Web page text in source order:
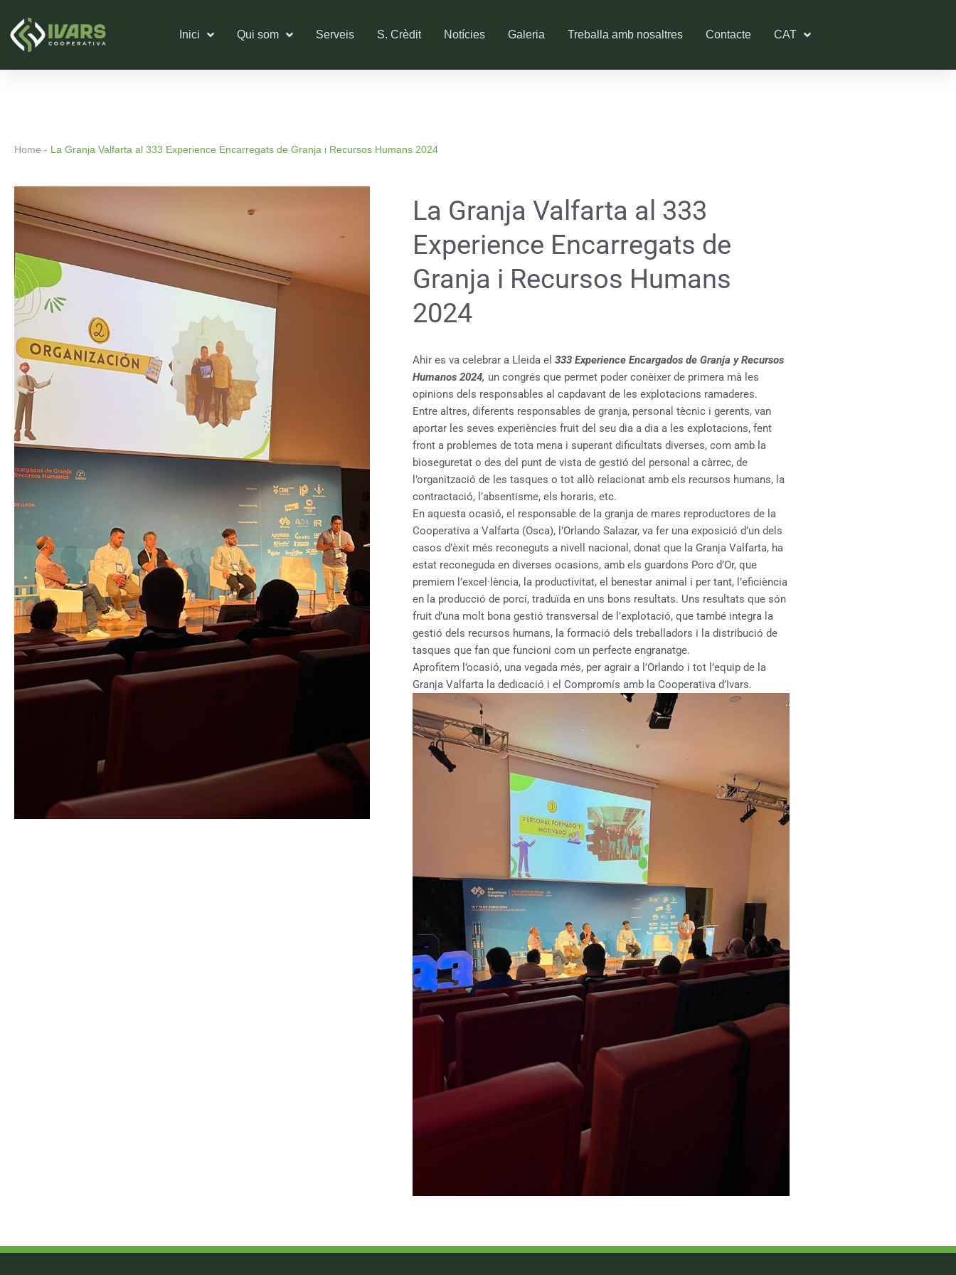
contingut
Inici Qui som Serveis S. Crèdit Notícies Galeria Treballa amb nosaltres Contacte CAT
Home - La Granja Valfarta al 333 Experience Encarregats de Granja i Recursos Humans 2024
La Granja Valfarta al 333
Experience Encarregats de
Granja i Recursos Humans
2024
Ahir es va celebrar a Lleida el 333 Experience Encargados de Granja y Recursos
Humanos 2024, un congrés que permet poder conèixer de primera mà les
opinions dels responsables al capdavant de les explotacions ramaderes.
Entre altres, diferents responsables de granja, personal tècnic i gerents, van
aportar les seves experiències fruit del seu dia a dia a les explotacions, fent
front a problemes de tota mena i superant dificultats diverses, com amb la
bioseguretat o des del punt de vista de gestió del personal a càrrec, de
l’organització de les tasques o tot allò relacionat amb els recursos humans, la
contractació, l’absentisme, els horaris, etc.
En aquesta ocasió, el responsable de la granja de mares reproductores de la
Cooperativa a Valfarta (Osca), l’Orlando Salazar, va fer una exposició d’un dels
casos d’èxit més reconeguts a nivell nacional, donat que la Granja Valfarta, ha
estat reconeguda en diverses ocasions, amb els guardons Porc d’Or, que
premiem l’excel·lència, la productivitat, el benestar animal i per tant, l’eficiència
en la producció de porcí, traduïda en uns bons resultats. Uns resultats que són
fruit d’una molt bona gestió transversal de l’explotació, que també integra la
gestió dels recursos humans, la formació dels treballadors i la distribució de
tasques que fan que funcioni com un perfecte engranatge.
Aprofitem l’ocasió, una vegada més, per agrair a l’Orlando i tot l’equip de la
Granja Valfarta la dedicació i el Compromís amb la Cooperativa d’Ivars.